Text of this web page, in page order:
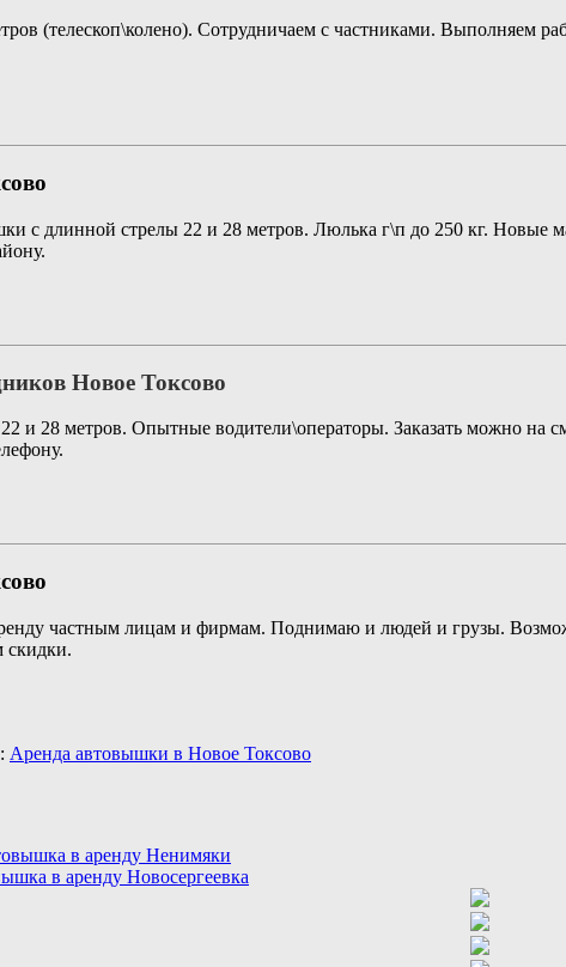
(телескоп\колено). Сотрудничаем с частниками. Выполняем
с длинной стрелы 22 и 28 метров. Люлька г\п до 250 кг. Новые
Новое Токсово
и 28 метров. Опытные водители\операторы. Заказать можно на
частным лицам и фирмам. Поднимаю и людей и грузы.
скидки.
Аренда автовышки в Новое Токсово
в аренду Ненимяки
в аренду Новосергеевка